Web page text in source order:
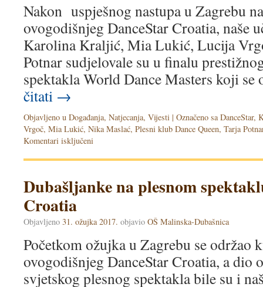
Nakon uspješnog nastupa u Zagrebu
ovogodišnjeg DanceStar Croatia, naše
Karolina Kraljić, Mia Lukić, Lucija
Potnar sudjelovale su u finalu
spektakla World Dance Masters koji
čitati →
Objavljeno u Događanja, Natjecanja, Vijesti | Označeno sa DanceStar,
Vrgoč, Mia Lukić, Nika Maslać, Plesni klub Dance Queen, Tarja
Komentari isključeni
Dubašljanke na plesnom
Croatia
Objavljeno 31. ožujka 2017. objavio OŠ Malinska-Dubašnica
Početkom ožujka u Zagrebu se
ovogodišnjeg DanceStar Croatia, a dio
svjetskog plesnog spektakla bile su i